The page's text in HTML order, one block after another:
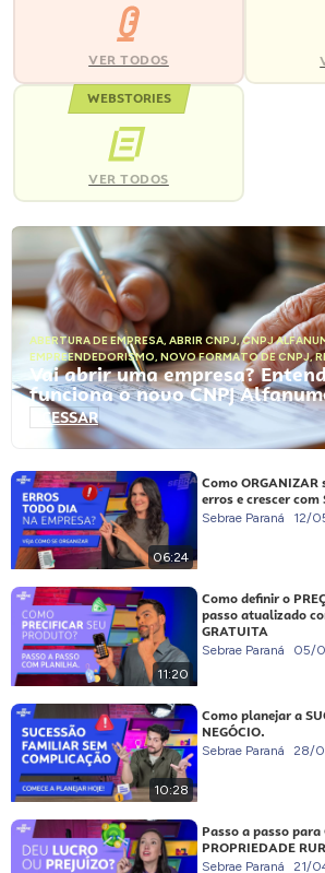
VER TODOS
WEBSTORIES
VER TODOS
ABERTURA DE EMPRESA, ABRIR CNPJ,CNPJ
EMPREENDEDORISMO, NOVO FORMATO DE CNPJ,
Vai abrir uma empresa?
funciona o novo CNPJ
ACESSAR
06:24
Como ORGANIZAR
erros e crescer com
Sebrae Paraná 12/
11:20
Como definir o
passo atualizado
GRATUITA
Sebrae Paraná 05/
10:28
Como planejar a
NEGÓCIO.
Sebrae Paraná 28/
Passo a passo para
PROPRIEDADE
Sebrae Paraná 21/